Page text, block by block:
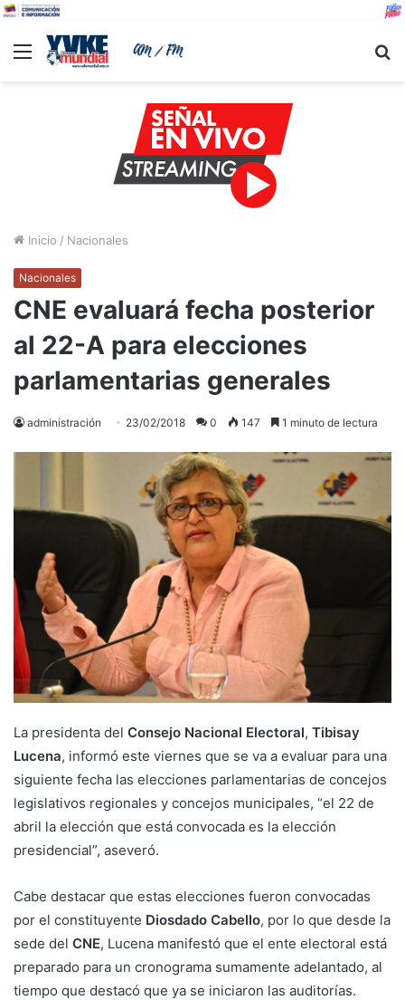
Menu
Inicio / Nacionales
Nacionales
CNE evaluará fecha posterior
al 22-A para elecciones
parlamentarias generales
administración 23/02/2018 0 147 1 minuto de lectura
La presidenta del Consejo Nacional Electoral, Tibisay
Lucena, informó este viernes que se va a evaluar para una
siguiente fecha las elecciones parlamentarias de concejos
legislativos regionales y concejos municipales, “el 22 de
abril la elección que está convocada es la elección
presidencial”, aseveró.
Cabe destacar que estas elecciones fueron convocadas
por el constituyente Diosdado Cabello, por lo que desde la
sede del CNE, Lucena manifestó que el ente electoral está
preparado para un cronograma sumamente adelantado, al
tiempo que destacó que ya se iniciaron las auditorías.